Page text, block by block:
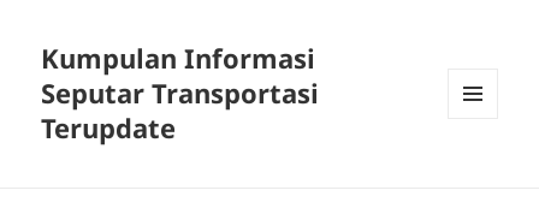
Kumpulan Informasi
Seputar Transportasi
Terupdate